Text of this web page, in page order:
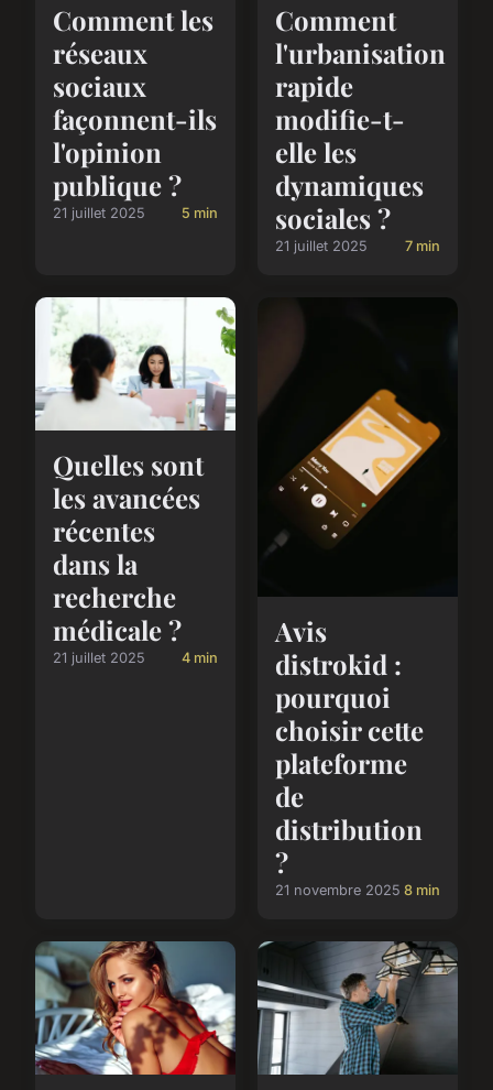
Comment les
réseaux
sociaux
façonnent-ils
l'opinion
publique ?
21 juillet 2025 5 min
Comment
l'urbanisation
rapide
modifie-t-
elle les
dynamiques
sociales ?
21 juillet 2025 7 min
Quelles sont
les avancées
récentes
dans la
recherche
médicale ?
21 juillet 2025 4 min
Avis
distrokid :
pourquoi
choisir cette
plateforme
de
distribution
?
21 novembre 2025 8 min